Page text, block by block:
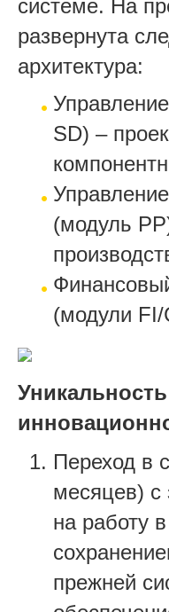
системе. На
развернута
архитектура:
SD) –
(модуль
(модули FI/
Переход в
месяцев) с
на работу
прежней